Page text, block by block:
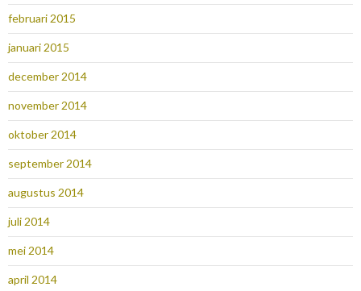
februari 2015
januari 2015
december 2014
november 2014
oktober 2014
september 2014
augustus 2014
juli 2014
mei 2014
april 2014